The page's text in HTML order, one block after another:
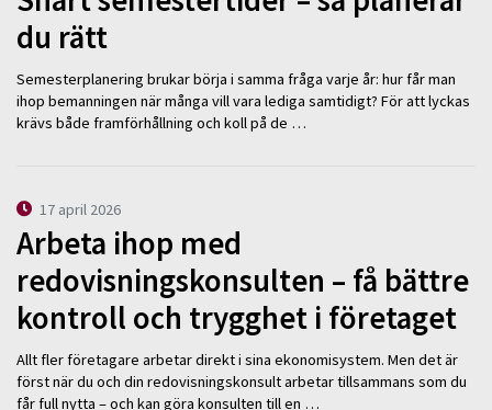
du rätt
Semesterplanering brukar börja i samma fråga varje år: hur får man
ihop bemanningen när många vill vara lediga samtidigt? För att lyckas
krävs både framförhållning och koll på de …
17 april 2026
Arbeta ihop med
redovisningskonsulten – få bättre
kontroll och trygghet i företaget
Allt fler företagare arbetar direkt i sina ekonomisystem. Men det är
först när du och din redovisningskonsult arbetar tillsammans som du
får full nytta – och kan göra konsulten till en …